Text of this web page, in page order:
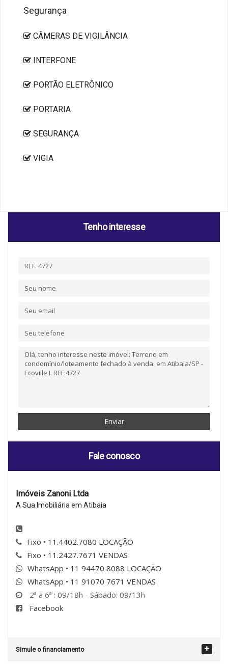
Segurança
CÂMERAS DE VIGILÂNCIA
INTERFONE
PORTÃO ELETRÔNICO
PORTARIA
SEGURANÇA
VIGIA
Tenho interesse
Fale conosco
Imóveis Zanoni Ltda
A Sua Imobiliária em Atibaia
Fixo • 11.4402.7080 LOCAÇÃO
Fixo • 11.2427.7671 VENDAS
WhatsApp • 11 94470 8088 LOCAÇÃO
WhatsApp • 11 91070 7671 VENDAS
2ª a 6ª : 09/18h - Sábado: 09/13h
Facebook
Simule o financiamento